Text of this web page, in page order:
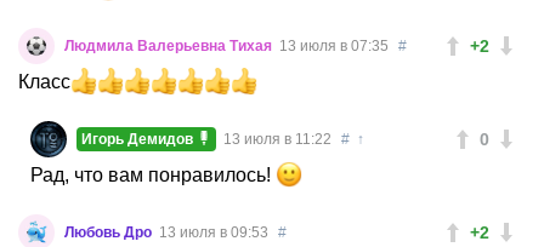
+2
Людмила Валерьевна Тихая 13 июля в 07:35 #
Класс
0
Игорь Демидов 13 июля в 11:22 # ↑
Рад, что вам понравилось!
+2
Любовь Дро 13 июля в 09:53 #